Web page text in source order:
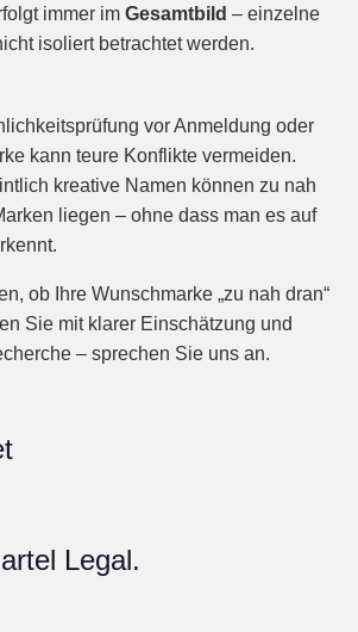
immer im Gesamtbild – einzelne
isoliert betrachtet werden.
vor Anmeldung oder
kann teure Konflikte vermeiden.
kreative Namen können zu nah
liegen – ohne dass man es auf
ob Ihre Wunschmarke „zu nah dran“
Sie mit klarer Einschätzung und
– sprechen Sie uns an.
Legal.